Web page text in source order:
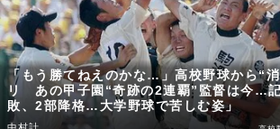
「もう勝てねえのかな…」高校野球から“
リ あの甲子園“奇跡の2連覇”監督は今…
敗、2部降格…大学野球で苦しむ姿」